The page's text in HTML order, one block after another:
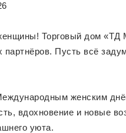
Торговый дом «ТД
партнёров. Пусть всё
женским
вдохновение и новые
уюта.